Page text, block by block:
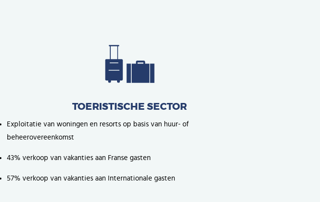
TOERISTISCHE SECTOR
Exploitatie van woningen en resorts op basis van huur- of
beheerovereenkomst
43% verkoop van vakanties aan Franse gasten
57% verkoop van vakanties aan Internationale gasten